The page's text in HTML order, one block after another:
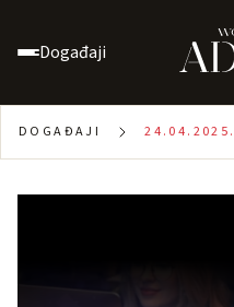
Događaji
DOGAĐAJI
24.04.2025.